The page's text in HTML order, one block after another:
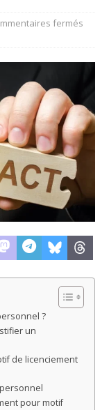
fermés
?
un
de licenciement
pour motif